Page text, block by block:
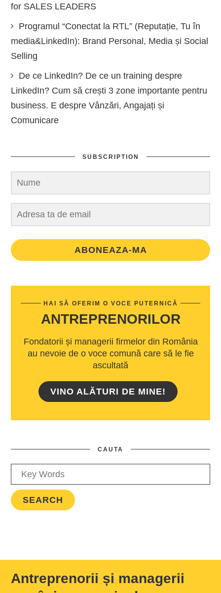
for SALES LEADERS
Programul “Conectat la RTL” (Reputație, Tu în
media&LinkedIn): Brand Personal, Media și Social
Selling
De ce LinkedIn? De ce un training despre
LinkedIn? Cum să crești 3 zone importante pentru
business. E despre Vânzări, Angajați și
Comunicare
SUBSCRIPTION
ABONEAZA-MA
HAI SĂ OFERIM O VOCE PUTERNICĂ
ANTREPRENORILOR
Fondatorii și managerii firmelor din România
au nevoie de o voce comună care să le fie
ascultată
VINO ALĂTURI DE MINE!
CAUTA
Antreprenorii și managerii